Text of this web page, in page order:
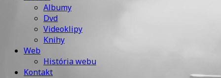
Albumy
Dvd
Videoklipy
Knihy
Web
História webu
Kontakt